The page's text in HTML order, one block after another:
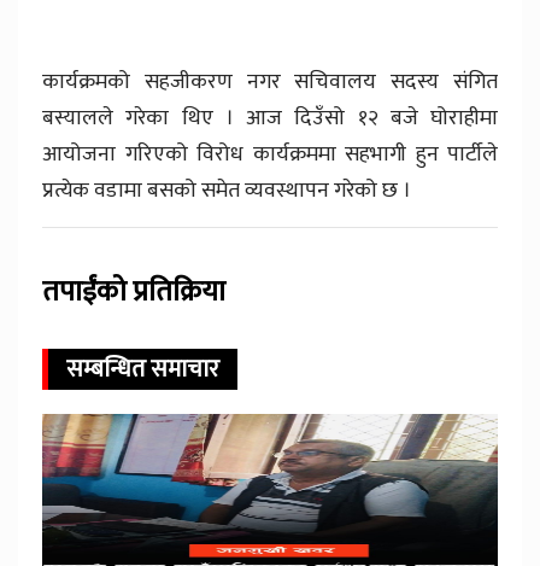
कार्यक्रमको सहजीकरण नगर सचिवालय सदस्य संगित
बस्यालले गरेका थिए । आज दिउँसो १२ बजे घोराहीमा
आयोजना गरिएको विरोध कार्यक्रममा सहभागी हुन पार्टीले
प्रत्येक वडामा बसको समेत व्यवस्थापन गरेको छ ।
तपाईंको प्रतिक्रिया
सम्बन्धित समाचार